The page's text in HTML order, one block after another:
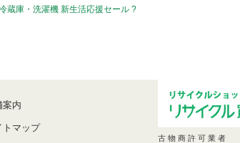
蔵庫・洗濯機 新生活応援セール ?
案内
トマップ
古 物 商 許 可 業 者